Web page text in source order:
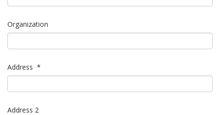
Organization
Address *
Address 2